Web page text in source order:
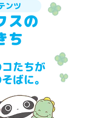
ンツ
スの
ち
たちが
ばに。